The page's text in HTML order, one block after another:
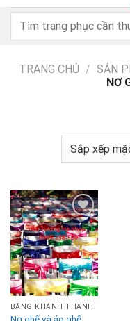
Tìm
TRANG CHỦ / SẢN
NƠ
Add to
Wishlist
BĂNG KHÁNH THÀNH